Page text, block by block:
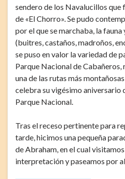
sendero de los Navalucillos que
de «El Chorro». Se pudo
por el que se marchaba, la
(buitres, castaños, madroños,
se puso en valor la variedad de
Parque Nacional de Cabañeros,
una de las rutas más
celebra su vigésimo aniversario
Parque Nacional.
Tras el receso pertinente para
tarde, hicimos una pequeña
de Abraham, en el cual
interpretación y paseamos por